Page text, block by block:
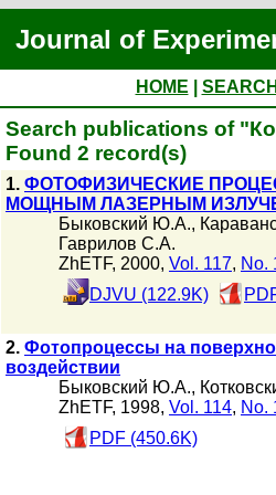
Journal of
HOME
Search publications of
Found 2 record(s)
1. ФОТОФИЗИЧЕСКИЕ
МОЩНЫМ ЛАЗЕРНЫМ
Быковский Ю.А.,
Гаврилов С.А.
ZhETF, 2000, Vol. 117, No.
DJVU (122.9K)
2. Фотопроцессы на
воздействии
Быковский Ю.А.,
ZhETF, 1998, Vol. 114, No.
PDF (450.6K)